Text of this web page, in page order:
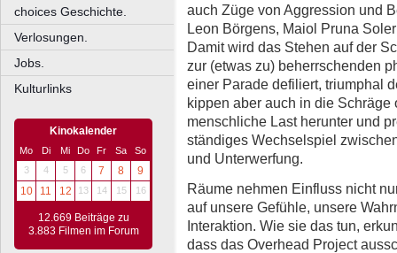
choices Geschichte.
Verlosungen.
Jobs.
Kulturlinks
Kinokalender
Mo Di Mi Do Fr Sa
So
3
4 5 6 7 8
9
10
11 12 13 14 15 16
12.669 Beiträge zu
3.883 Filmen im Forum
auch Züge von Aggression und
Leon Börgens, Maiol Pruna
Damit wird das Stehen auf der
zur (etwas zu) beherrschenden
einer Parade defiliert, triumphal
kippen aber auch in die Schräge
menschliche Last herunter und
ständiges Wechselspiel
und Unterwerfung.
Räume nehmen Einfluss nicht
auf unsere Gefühle, unsere
Interaktion. Wie sie das tun,
dass das Overhead Project